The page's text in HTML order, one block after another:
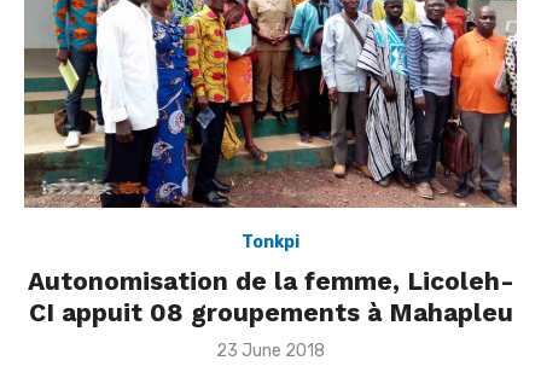
Tonkpi
Autonomisation de la femme, Licoleh-
CI appuit 08 groupements à Mahapleu
Posted
23 June 2018